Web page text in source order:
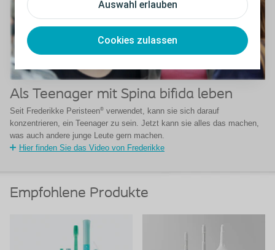
Auswahl erlauben
Cookies zulassen
Als Teenager mit Spina bifida leben
Seit Frederikke Peristeen® verwendet, kann sie sich darauf
konzentrieren, ein Teenager zu sein. Jetzt kann sie alles das machen,
was auch andere junge Leute gern machen.
Hier finden Sie das Video von Frederikke
Empfohlene Produkte